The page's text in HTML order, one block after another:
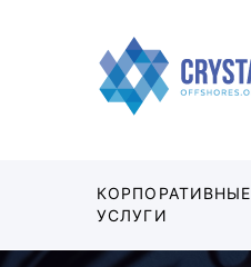
КОРПОРАТИВНЫЕ
УСЛУГИ